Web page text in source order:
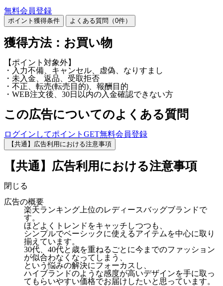
無料会員登録
ポイント獲得条件 よくある質問（0件）
獲得方法：お買い物
【ポイント対象外】
・入力不備、キャンセル、虚偽、なりすまし
・未入金、返品、受取拒否
・不正、転売(転売目的)、報酬目的
・WEB注文後、30日以内の入金確認できない方
この広告についてのよくある質問
ログインしてポイントGET無料会員登録
【共通】広告利用における注意事項
【共通】広告利用における注意事項
閉じる
広告の概要
楽天ランキング上位のレディースバッグブランドで
す。
ほどよくトレンドをキャッチしつつも、
シンプルでベーシックに使えるアイテムを中心に取り
揃えています。
30代、40代と歳を重ねるごとに今までのファッション
が似合わなくなってしまう、
という悩みの解決にフォーカスし、
ハイブランドのような感度が高いデザインを手に取っ
てもらいやすい価格でお届けしたいと思っています。